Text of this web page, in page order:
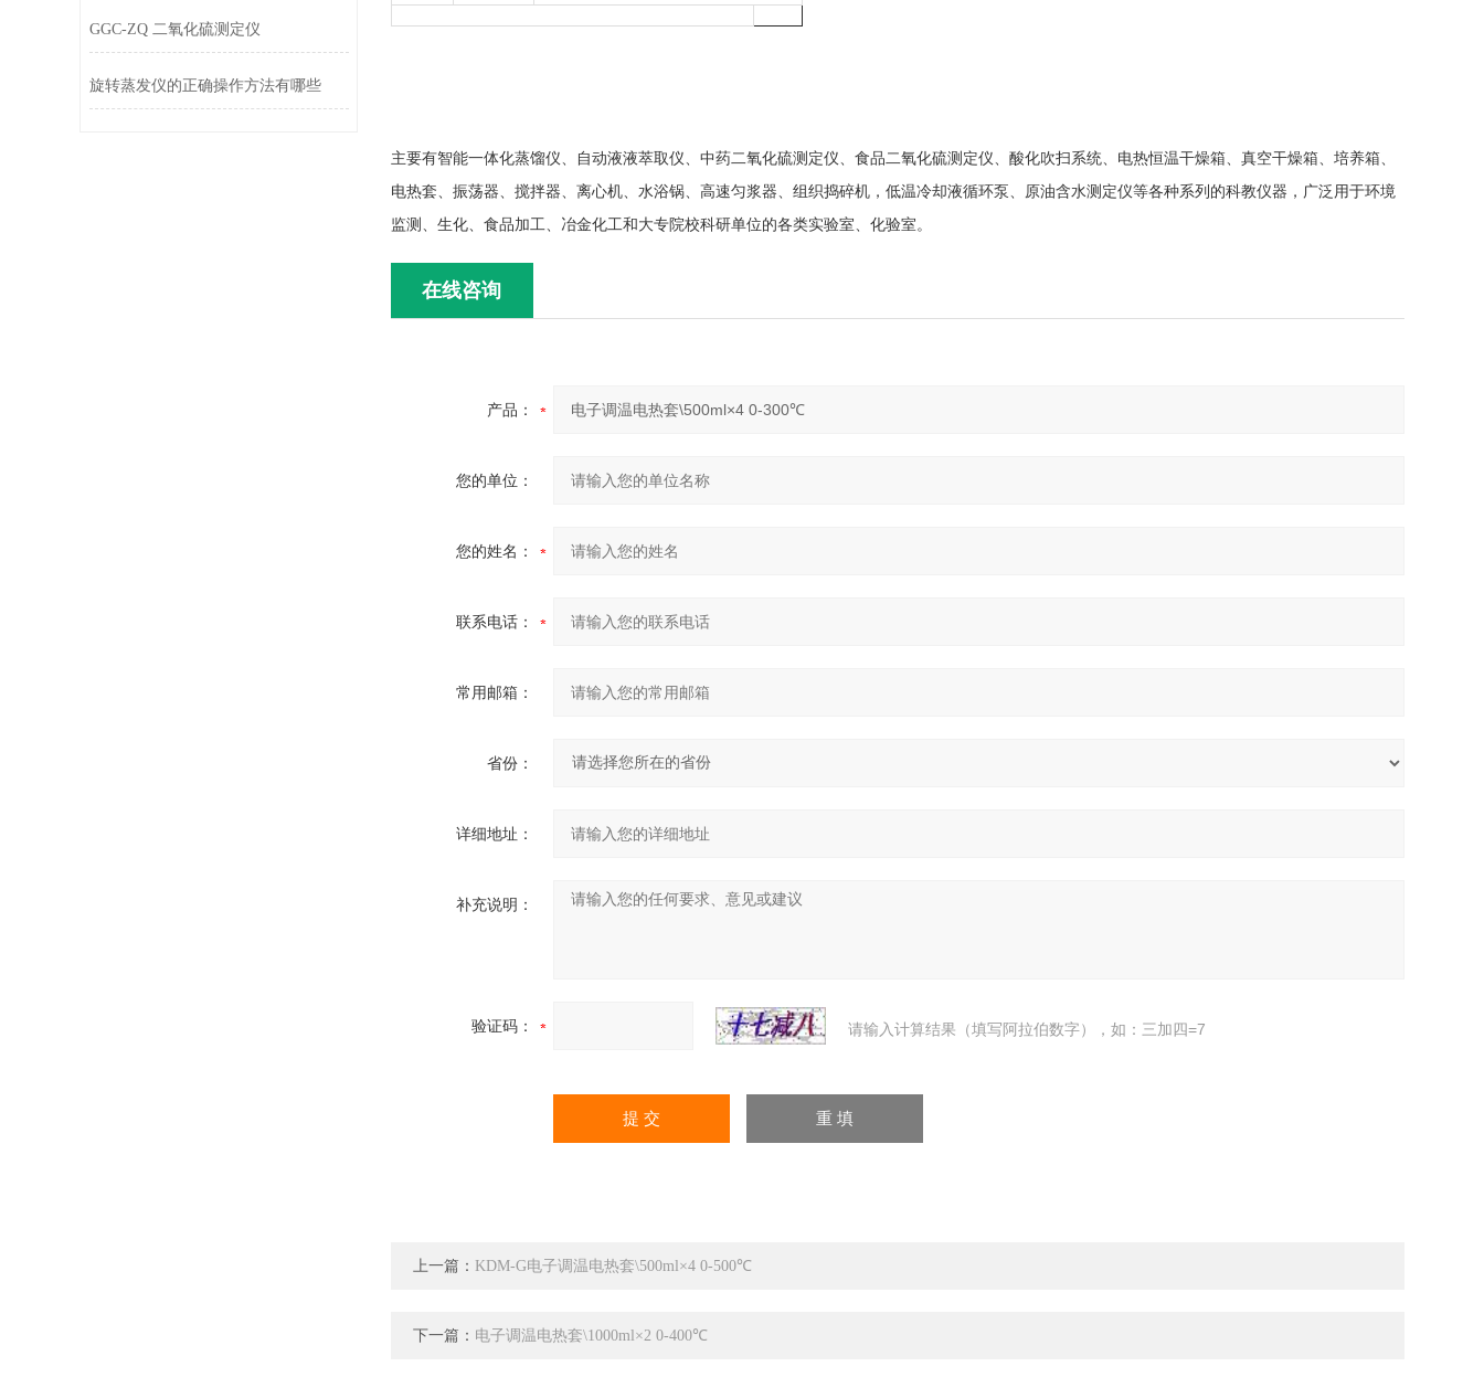
主要有智能一体化蒸馏仪、自动液液萃取仪、中药二氧化硫测定仪、食品二氧化硫测定仪、酸化吹扫系统、电热恒温干燥箱、真空干燥箱、培养箱、
电热套、振荡器、搅拌器、离心机、水浴锅、高速匀浆器、组织捣碎机，低温冷却液循环泵、原油含水测定仪等各种系列的科教仪器，广泛用于环境
监测、生化、食品加工、冶金化工和大专院校科研单位的各类实验室、化验室。
在线咨询
产品：
您的单位：
您的姓名：
联系电话：
常用邮箱：
省份：
详细地址：
补充说明：
验证码： 请输入计算结果（填写阿拉伯数字），如：三加四=7
上一篇： KDM-G电子调温电热套\500ml×4 0-500℃
下一篇： 电子调温电热套\1000ml×2 0-400℃
GGC-ZQ 二氧化硫测定仪
旋转蒸发仪的正确操作方法有哪些